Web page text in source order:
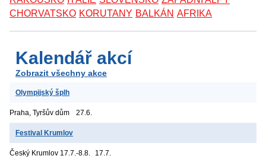
CHORVATSKO KORUTANY BALKÁN AFRIKA
Kalendář akcí
Zobrazit všechny akce
Olympijský šplh
Praha, Tyršův dům 27.6.
Festival Krumlov
Český Krumlov 17.7.-8.8. 17.7.